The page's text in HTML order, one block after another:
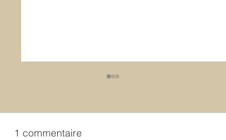
1 commentaire